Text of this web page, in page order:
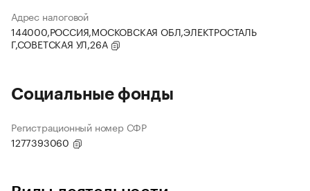
Адрес налоговой
144000,РОССИЯ,МОСКОВСКАЯ ОБЛ,ЭЛЕКТРОСТАЛЬ
Г,СОВЕТСКАЯ УЛ,26А
Социальные фонды
Регистрационный номер СФР
1277393060